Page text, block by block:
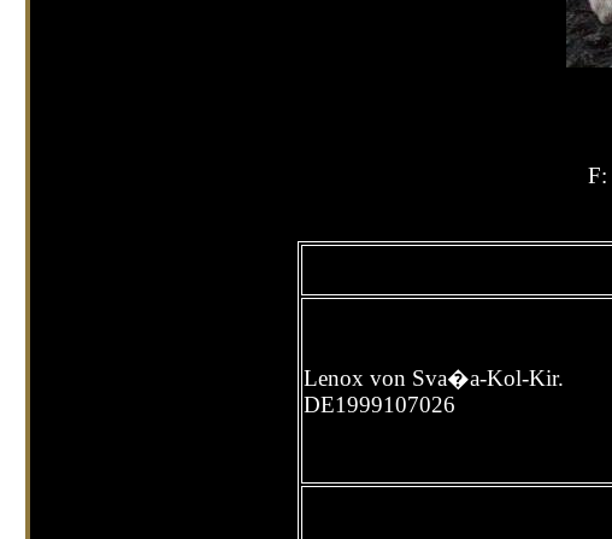
F:
Lenox von Sva�a-Kol-Kir.
DE1999107026